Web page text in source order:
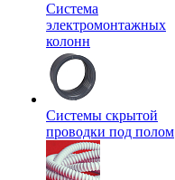
Система
электромонтажных
колонн
Системы скрытой
проводки под полом